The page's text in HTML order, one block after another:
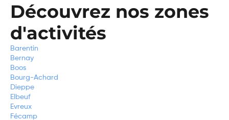
Découvrez nos zones
d'activités
Barentin
Bernay
Boos
Bourg-Achard
Dieppe
Elbeuf
Evreux
Fécamp